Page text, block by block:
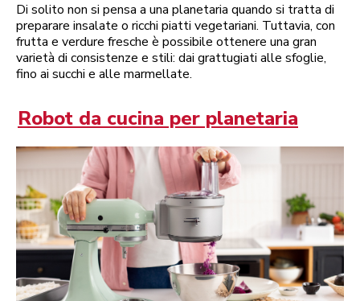
Di solito non si pensa a una planetaria quando si tratta di
preparare insalate o ricchi piatti vegetariani. Tuttavia, con
frutta e verdure fresche è possibile ottenere una gran
varietà di consistenze e stili: dai grattugiati alle sfoglie,
fino ai succhi e alle marmellate.
Robot da cucina per planetaria